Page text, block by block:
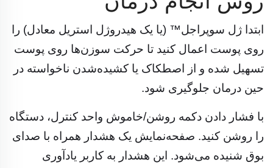
ابتدا ژل سوپراجل™ (یا یک هیدروژل استریل معادل) را
روی پوست اعمال کنید تا حرکت سوزن‌ها روی پوست
تسهیل شده و از اصطکاک یا کشیده‌شدن ناخواسته در
حین درمان جلوگیری شود.
با فشار دادن دکمه روشن/خاموش واحد کنترل، دستگاه
را روشن کنید. صفحه‌نمایش یک هشدار همراه با صدای
بوق شنیده می‌شود. این هشدار به کاربر یادآوری